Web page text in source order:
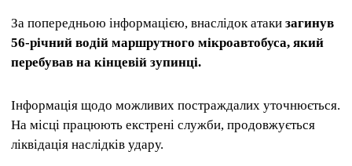
За попередньою інформацією, внаслідок атаки загинув
56-річний водій маршрутного мікроавтобуса, який
перебував на кінцевій зупинці.
Інформація щодо можливих постраждалих уточнюється.
На місці працюють екстрені служби, продовжується
ліквідація наслідків удару.